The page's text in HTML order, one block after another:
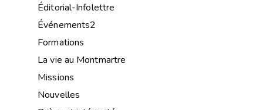
Éditorial-Infolettre
Événements2
Formations
La vie au Montmartre
Missions
Nouvelles